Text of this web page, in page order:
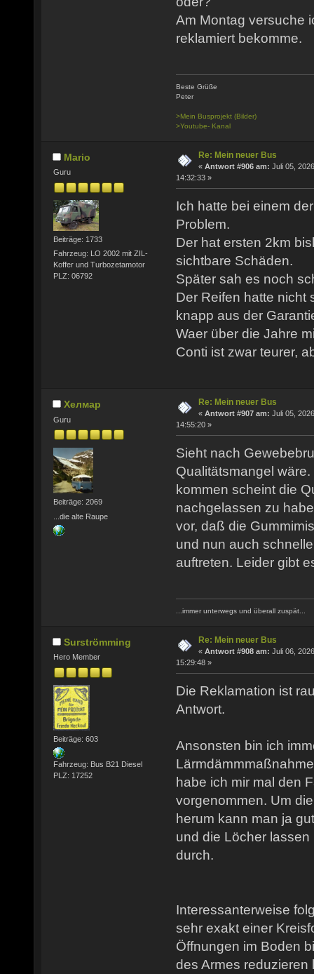
Am Montag versuche
reklamiert bekomme.
Beste Grüße
Peter
>Mein Busprojekt (Bilder)
>Youtube- Kanal
Mario
Guru
Beiträge: 1733
Fahrzeug: LO 2002 mit ZIL-
Koffer und Turbozetamotor
PLZ: 06792
Re: Mein neuer Bus
« Antwort #906 am: Juli 05,
14:32:33 »
Ich hatte bei einem
Problem.
Der hat ersten 2km
sichtbare Schäden.
Später sah es noch
Der Reifen hatte nicht
knapp aus der
Waer über die Jahre
Conti ist zwar teurer,
Хелмар
Guru
Beiträge: 2069
...die alte Raupe
Re: Mein neuer Bus
« Antwort #907 am: Juli 05,
14:55:20 »
Sieht nach
Qualitätsmangel
kommen scheint die
nachgelassen zu
vor, daß die
und nun auch
auftreten. Leider gibt
...immer unterwegs und überall zuspät...
Surströmming
Hero Member
Beiträge: 603
Fahrzeug: Bus B21 Diesel
PLZ: 17252
Re: Mein neuer Bus
« Antwort #908 am: Juli 06,
15:29:48 »
Die Reklamation ist
Antwort.
Ansonsten bin ich
habe ich mir mal den
vorgenommen. Um
herum kann man ja
und die Löcher
durch.
Interessanterweise
sehr exakt einer
Öffnungen im Boden
des Armes reduzieren